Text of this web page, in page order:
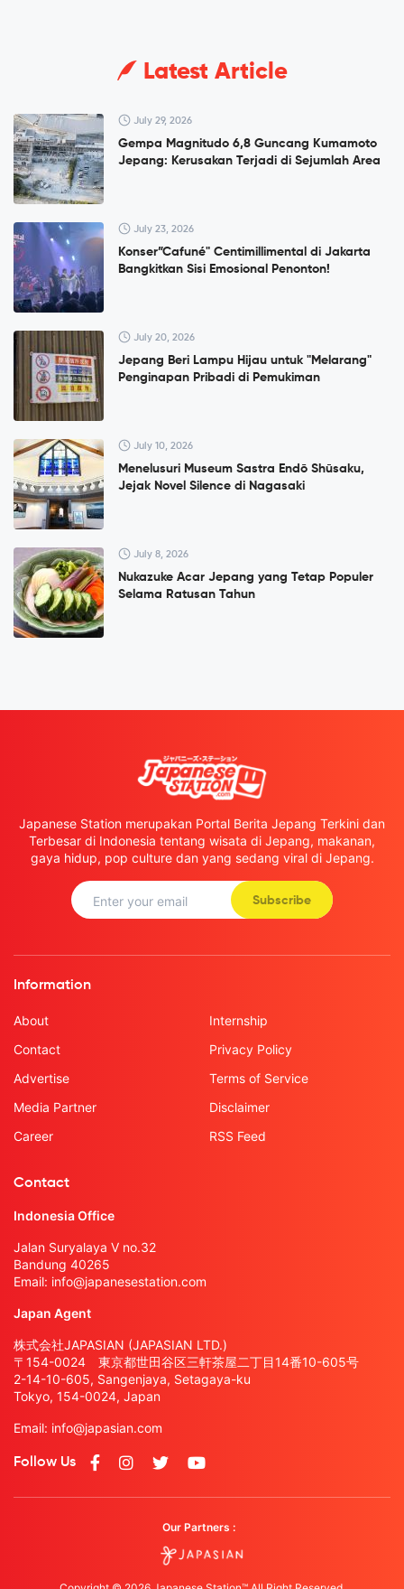
Latest Article
July 29, 2026
Gempa Magnitudo 6,8 Guncang Kumamoto
Jepang: Kerusakan Terjadi di Sejumlah Area
July 23, 2026
Konser”Cafuné" Centimillimental di Jakarta
Bangkitkan Sisi Emosional Penonton!
July 20, 2026
Jepang Beri Lampu Hijau untuk "Melarang"
Penginapan Pribadi di Pemukiman
July 10, 2026
Menelusuri Museum Sastra Endō Shūsaku,
Jejak Novel Silence di Nagasaki
July 8, 2026
Nukazuke Acar Jepang yang Tetap Populer
Selama Ratusan Tahun
Japanese Station merupakan Portal Berita Jepang Terkini dan
Terbesar di Indonesia tentang wisata di Jepang, makanan,
gaya hidup, pop culture dan yang sedang viral di Jepang.
Subscribe
Information
About
Contact
Advertise
Media Partner
Career
Internship
Privacy Policy
Terms of Service
Disclaimer
RSS Feed
Contact
Indonesia Office
Jalan Suryalaya V no.32
Bandung 40265
Email: info@japanesestation.com
Japan Agent
株式会社JAPASIAN (JAPASIAN LTD.)
〒154-0024 東京都世田谷区三軒茶屋二丁目14番10-605号
2-14-10-605, Sangenjaya, Setagaya-ku
Tokyo, 154-0024, Japan
Email: info@japasian.com
Follow Us
Our Partners :